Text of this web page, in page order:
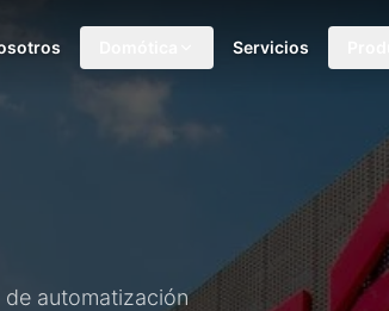
Servicios
automatización